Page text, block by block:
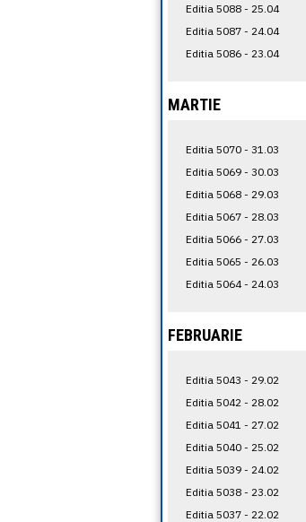
Editia 5088 - 25.04
Editia 5087 - 24.04
Editia 5086 - 23.04
MARTIE
Editia 5070 - 31.03
Editia 5069 - 30.03
Editia 5068 - 29.03
Editia 5067 - 28.03
Editia 5066 - 27.03
Editia 5065 - 26.03
Editia 5064 - 24.03
FEBRUARIE
Editia 5043 - 29.02
Editia 5042 - 28.02
Editia 5041 - 27.02
Editia 5040 - 25.02
Editia 5039 - 24.02
Editia 5038 - 23.02
Editia 5037 - 22.02